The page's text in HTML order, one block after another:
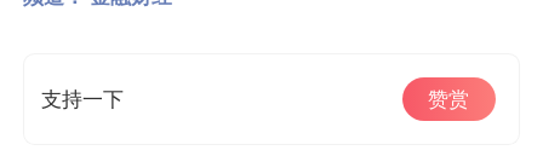
支持一下 赞赏